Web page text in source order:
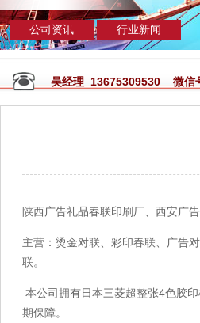
公司资讯 行业新闻
吴经理 13675309530 微信
陕西广告礼品春联印刷厂、西安广
主营：烫金对联、彩印春联、广告
联。
本公司拥有日本三菱超整张4色胶
期保障。